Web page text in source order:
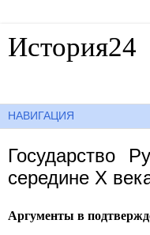
История24
Государство
середине X
Аргументы в